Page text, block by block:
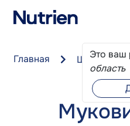
Это ваш
область
Главная Школа